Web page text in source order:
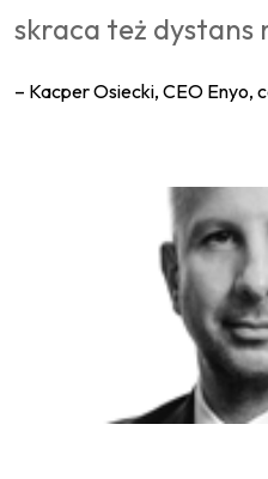
skraca też dystans
– Kacper Osiecki, CEO Enyo,